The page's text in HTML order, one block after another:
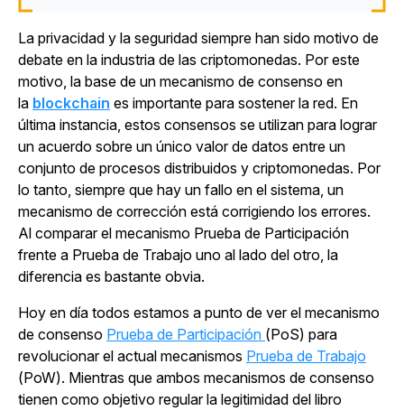
La privacidad y la seguridad siempre han sido motivo de
debate en la industria de las criptomonedas. Por este
motivo, la base de un mecanismo de consenso en
la blockchain es importante para sostener la red. En
última instancia, estos consensos se utilizan para lograr
un acuerdo sobre un único valor de datos entre un
conjunto de procesos distribuidos y criptomonedas. Por
lo tanto, siempre que hay un fallo en el sistema, un
mecanismo de corrección está corrigiendo los errores.
Al comparar el mecanismo Prueba de Participación
frente a Prueba de Trabajo uno al lado del otro, la
diferencia es bastante obvia.
Hoy en día todos estamos a punto de ver el mecanismo
de consenso Prueba de Participación (PoS) para
revolucionar el actual mecanismos Prueba de Trabajo
(PoW). Mientras que ambos mecanismos de consenso
tienen como objetivo regular la legitimidad del libro